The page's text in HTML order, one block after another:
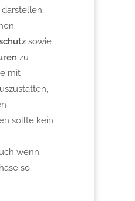
sowie
zu
mit
sollte kein
wenn
so